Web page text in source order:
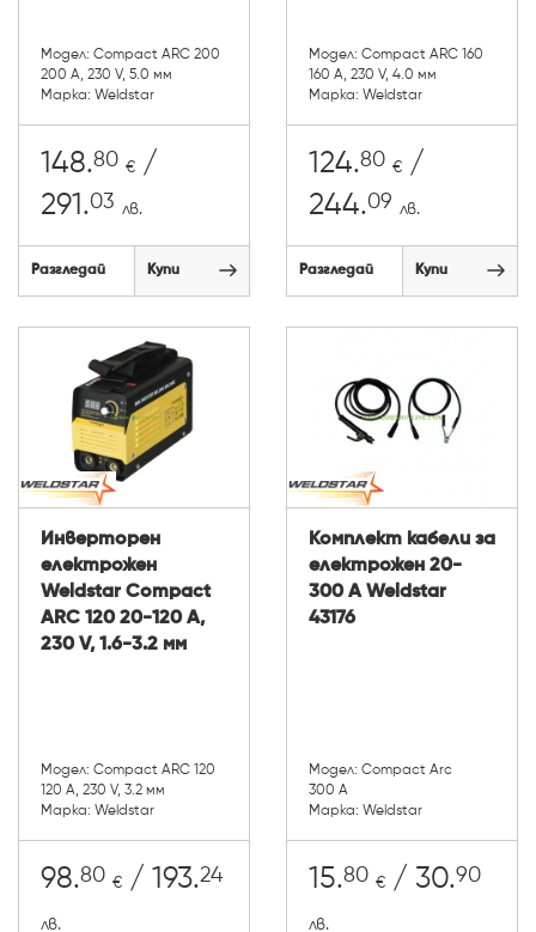
Модел: Compact ARC 200
200 A, 230 V, 5.0 мм
Марка: Weldstar
148.80 € /
291.03 лв.
Разгледай Купи
Модел: Compact ARC 160
160 A, 230 V, 4.0 мм
Марка: Weldstar
124.80 € /
244.09 лв.
Разгледай Купи
Инверторен
електрожен
Weldstar Compact
ARC 120 20-120 A,
230 V, 1.6-3.2 мм
Модел: Compact ARC 120
120 A, 230 V, 3.2 мм
Марка: Weldstar
98.80 € / 193.24
лв.
Комплект кабели за
електрожен 20-
300 A Weldstar
43176
Модел: Compact Arc
300 A
Марка: Weldstar
15.80 € / 30.90
лв.